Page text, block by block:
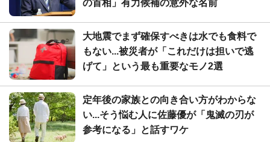
の首相」有力候補の意外な名前
大地震でまず確保すべきは水でも食料で
もない...被災者が「これだけは担いで逃
げて」という最も重要なモノ2選
定年後の家族との向き合い方がわからな
い...そう悩む人に佐藤優が「鬼滅の刃が
参考になる」と話すワケ